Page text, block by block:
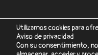
Utilizamos cookies para
Aviso de privacidad
Con su consentimiento,